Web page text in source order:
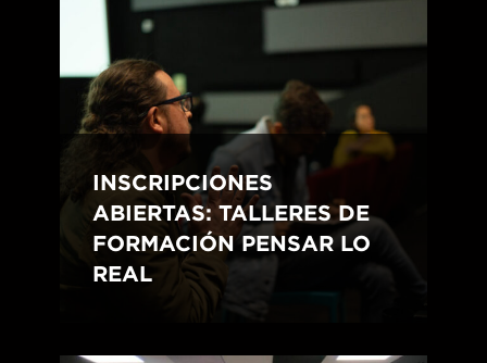
INSCRIPCIONES
ABIERTAS: TALLERES DE
FORMACIÓN PENSAR LO
REAL